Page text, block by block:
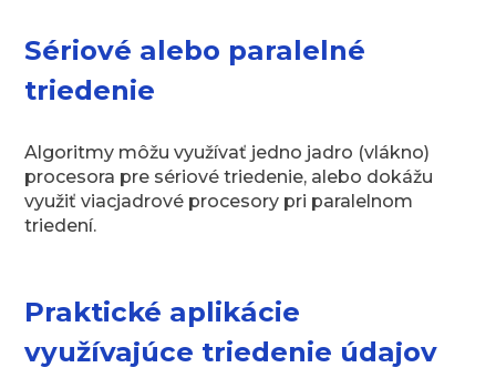
Sériové alebo paralelné
triedenie
Algoritmy môžu využívať jedno jadro (vlákno)
procesora pre sériové triedenie, alebo dokážu
využiť viacjadrové procesory pri paralelnom
triedení.
Praktické aplikácie
využívajúce triedenie údajov